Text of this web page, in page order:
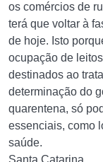
os comércios de
terá que voltar à
de hoje. Isto
ocupação de
destinados ao
determinação do
quarentena, só
essenciais, como
saúde.
Santa Catarina